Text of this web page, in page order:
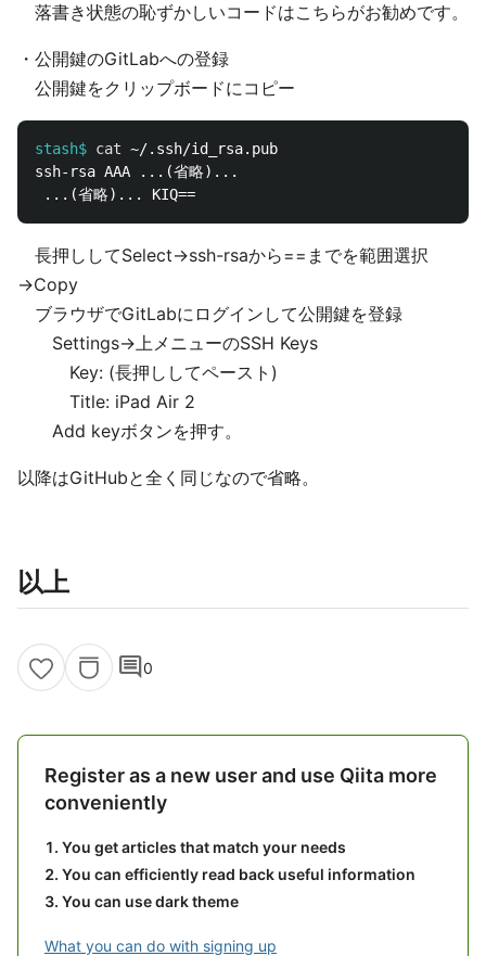
落書き状態の恥ずかしいコードはこちらがお勧めです。
・公開鍵のGitLabへの登録
公開鍵をクリップボードにコピー
stash$ cat
ssh-rsa AAA ...(省略)...
長押ししてSelect→ssh-rsaから==までを範囲選択
→Copy
ブラウザでGitLabにログインして公開鍵を登録
Settings→上メニューのSSH Keys
Key: (長押ししてペースト)
Title: iPad Air 2
Add keyボタンを押す。
以降はGitHubと全く同じなので省略。
以上
comment0
Register as a new user and use Qiita more
conveniently
You get articles that match your needs
You can efficiently read back useful information
You can use dark theme
What you can do with signing up